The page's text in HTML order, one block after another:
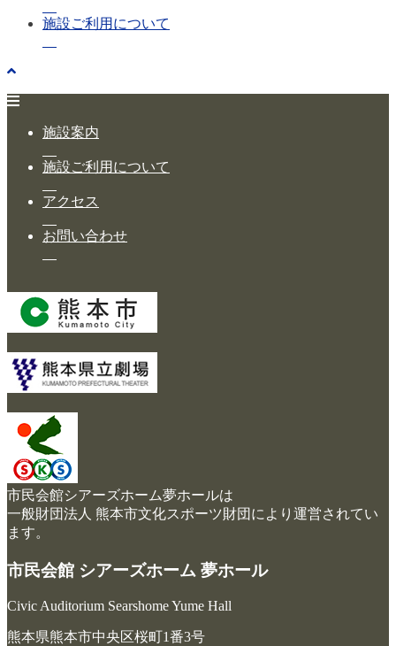
施設ご利用について
施設案内
施設ご利用について
アクセス
お問い合わせ
市民会館シアーズホーム夢ホールは
一般財団法人 熊本市文化スポーツ財団により運営されてい
ます。
市民会館 シアーズホーム 夢ホール
Civic Auditorium Searshome Yume Hall
熊本県熊本市中央区桜町1番3号